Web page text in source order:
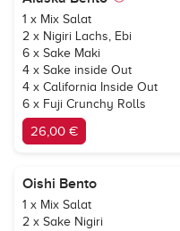
1 x Mix Salat
2 x Nigiri Lachs, Ebi
6 x Sake Maki
4 x Sake inside Out
4 x California Inside Out
6 x Fuji Crunchy Rolls
26,00 €
Oishi Bento
1 x Mix Salat
2 x Sake Nigiri